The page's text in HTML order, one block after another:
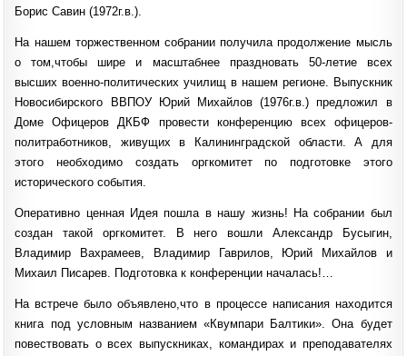
Борис Савин (1972г.в.).
На нашем торжественном собрании получила продолжение мысль
о том,чтобы шире и масштабнее праздновать 50-летие всех
высших военно-политических училищ в нашем регионе. Выпускник
Новосибирского ВВПОУ Юрий Михайлов (1976г.в.) предложил в
Доме Офицеров ДКБФ провести конференцию всех офицеров-
политработников, живущих в Калининградской области. А для
этого необходимо создать оргкомитет по подготовке этого
исторического события.
Оперативно ценная Идея пошла в нашу жизнь! На собрании был
создан такой оргкомитет. В него вошли Александр Бусыгин,
Владимир Вахрамеев, Владимир Гаврилов, Юрий Михайлов и
Михаил Писарев. Подготовка к конференции началась!…
На встрече было объявлено,что в процессе написания находится
книга под условным названием «Квумпари Балтики». Она будет
повествовать о всех выпускниках, командирах и преподавателях